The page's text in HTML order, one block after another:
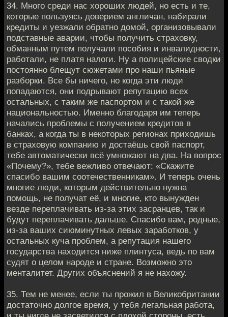
34. Много среди нас хороших людей, но есть и те,
которые пользуясь доверием англичан, набирали
кредиты и уезжали обратно домой, организовывали
подставные аварии, чтобы получить страховку,
обманным путем получали пособия и инвалидности,
работали, не платя налоги. Ну а полицейские сводки
постоянно блещут сюжетами про наши пьяные
разборки. Все бы ничего, но когда эти люди
попадаются, они подрывают репутацию всех
остальных, с таким же паспортом и с такой же
национальностью. Именно благодаря им теперь
начались проблемы с получением кредитов в
банках, а когда ты в некоторых регионах приходишь
в страховую компанию и достаёшь свой паспорт,
тебе автоматически всё умножают на два. На вопрос
«Почему?», тебе вежливо отвечают: «Скажите
спасибо вашим соотечественникам». И теперь очень
многие люди, которым действительно нужна
помощь, не получат её, и многие, кто вынужден
везде переплачивать из-за этих засранцев, так и
будут переплачивать дальше. Спасибо вам, родные,
из-за ваших сиюминутных левых заработков, у
остальных куча проблем, а репутация нашего
государства находится ниже плинтуса, ведь по вам
судят о целом народе и стране. Возможно это
менталитет. Других объяснений я не нахожу.
35. Тем не менее, если ты прожил в Великобритании
достаточно долгое время, у тебя легальная работа,